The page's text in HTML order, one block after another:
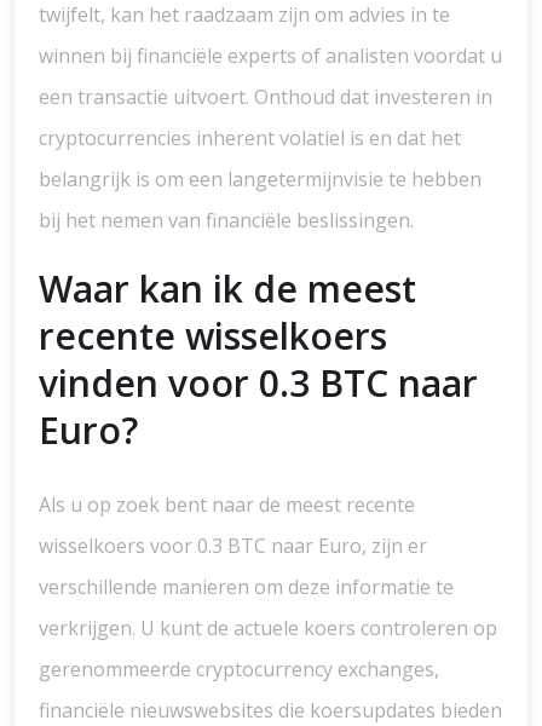
twijfelt, kan het raadzaam zijn om advies in te
winnen bij financiële experts of analisten voordat u
een transactie uitvoert. Onthoud dat investeren in
cryptocurrencies inherent volatiel is en dat het
belangrijk is om een langetermijnvisie te hebben
bij het nemen van financiële beslissingen.
Waar kan ik de meest
recente wisselkoers
vinden voor 0.3 BTC naar
Euro?
Als u op zoek bent naar de meest recente
wisselkoers voor 0.3 BTC naar Euro, zijn er
verschillende manieren om deze informatie te
verkrijgen. U kunt de actuele koers controleren op
gerenommeerde cryptocurrency exchanges,
financiële nieuwswebsites die koersupdates bieden